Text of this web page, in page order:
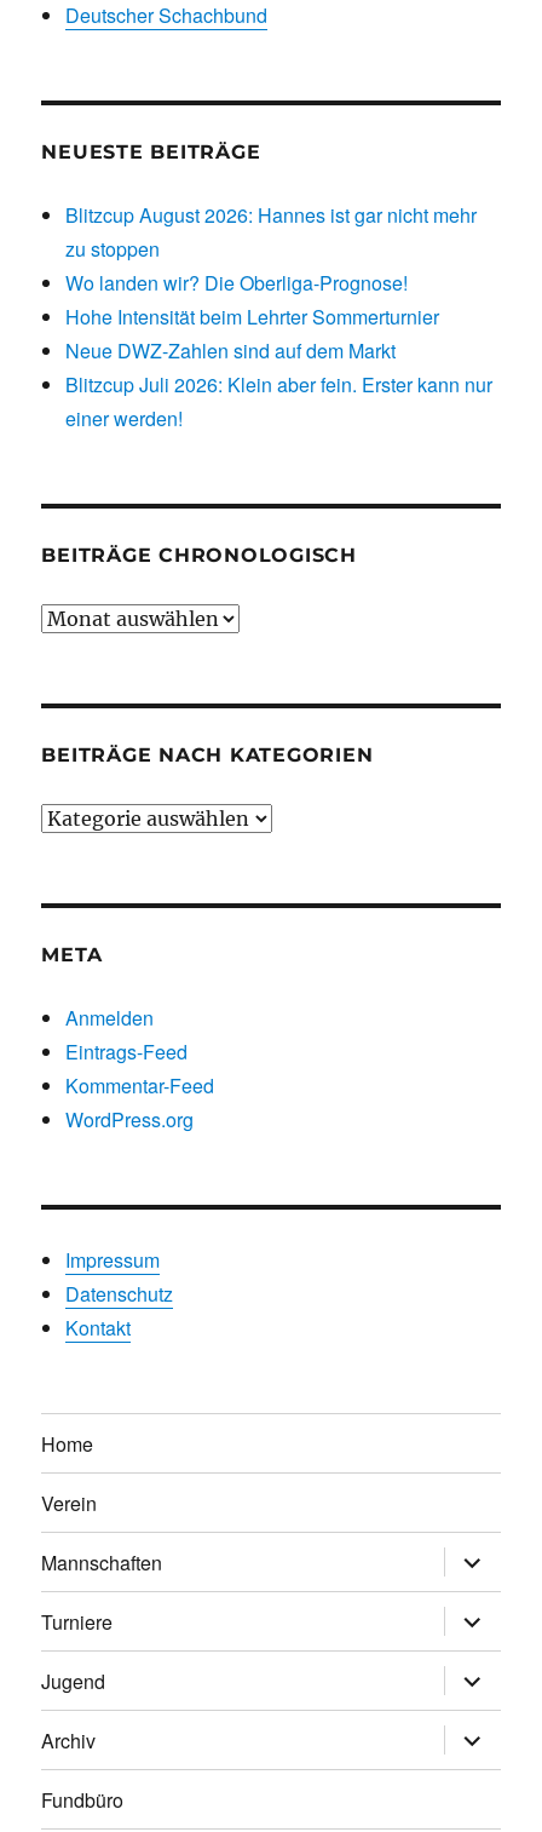
Deutscher Schachbund
NEUESTE BEITRÄGE
Blitzcup August 2026: Hannes ist gar nicht mehr
zu stoppen
Wo landen wir? Die Oberliga-Prognose!
Hohe Intensität beim Lehrter Sommerturnier
Neue DWZ-Zahlen sind auf dem Markt
Blitzcup Juli 2026: Klein aber fein. Erster kann nur
einer werden!
BEITRÄGE CHRONOLOGISCH
Beiträge
BEITRÄGE NACH KATEGORIEN
Beiträge
META
Anmelden
Eintrags-Feed
Kommentar-Feed
WordPress.org
Impressum
Datenschutz
Kontakt
Home
Verein
Mannschaften
anzeigen
Turniere
anzeigen
Jugend
anzeigen
Archiv
anzeigen
Fundbüro